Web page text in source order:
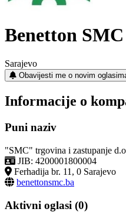
Benetton SMC
Sarajevo
Obavijesti me o novim
Informacije o
Puni naziv
"SMC" trgovina i zastupanje
JIB: 4200001800004
Ferhadija br. 11, 0 Sarajevo
benettonsmc.ba
Aktivni oglasi (0)